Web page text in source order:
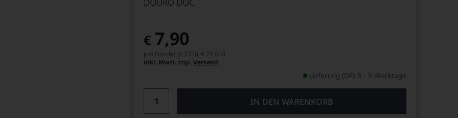
€ 7,90
pro Flasche (0.375l), € 21,07/L
inkl. Mwst. zzgl.Versand
Lieferung (DE) 3 - 5 Werktage
IN DEN WARENKORB